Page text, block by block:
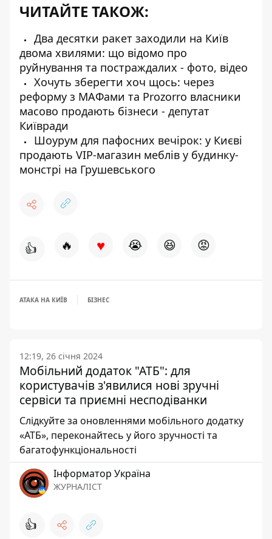
ЧИТАЙТЕ ТАКОЖ:
Два десятки ракет заходили на Київ
двома хвилями: що відомо про
руйнування та постраждалих - фото, відео
Хочуть зберегти хоч щось: через
реформу з МАФами та Prozorro власники
масово продають бізнеси - депутат
Київради
Шоурум для пафосних вечірок: у Києві
продають VIP-магазин меблів у будинку-
монстрі на Грушевського
👍 🔥 ♥ 😭 😆 😡
АТАКА НА КИЇВ БІЗНЕС
12:19, 26 січня 2024
Мобільний додаток "АТБ": для
користувачів з'явилися нові зручні
сервіси та приємні несподіванки
Слідкуйте за оновленнями мобільного додатку
«АТБ», переконайтесь у його зручності та
багатофункціональності
Інформатор Україна
ЖУРНАЛІСТ
👍